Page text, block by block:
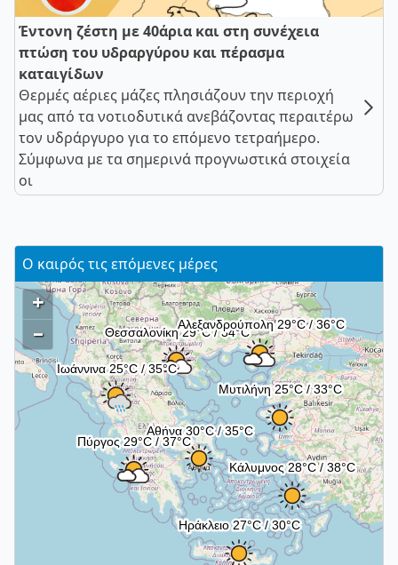
Έντονη ζέστη με 40άρια και στη συνέχεια
πτώση του υδραργύρου και πέρασμα
καταιγίδων
Θερμές αέριες μάζες πλησιάζουν την περιοχή
μας από τα νοτιοδυτικά ανεβάζοντας περαιτέρω
τον υδράργυρο για το επόμενο τετραήμερο.
Σύμφωνα με τα σημερινά προγνωστικά στοιχεία
οι
Ο καιρός τις επόμενες μέρες
+
–